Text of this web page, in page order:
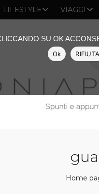
LIFESTYLE VIAGGI
Home
SU OK
Ok RIFIUTA